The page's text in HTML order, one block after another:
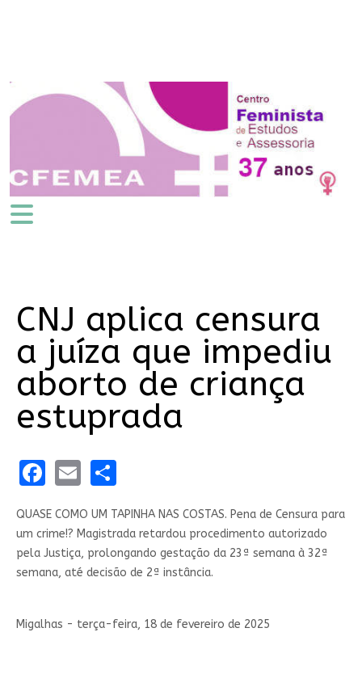
CNJ aplica censura
a juíza que impediu
aborto de criança
estuprada
Facebook
EmailShare
QUASE COMO UM TAPINHA NAS COSTAS. Pena de Censura para
um crime!? Magistrada retardou procedimento autorizado
pela Justiça, prolongando gestação da 23ª semana à 32ª
semana, até decisão de 2ª instância.
Migalhas - terça-feira, 18 de fevereiro de 2025